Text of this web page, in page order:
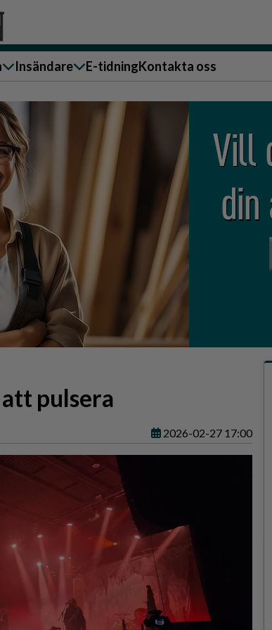
& Nöje
Insändare
Skicka insändare till oss
Härryda
Lerum
Göteborg
Backa/Kärra
Hisingen
Sydväst
E-tidningKontakta oss
pulsera
2026-02-27 17:00